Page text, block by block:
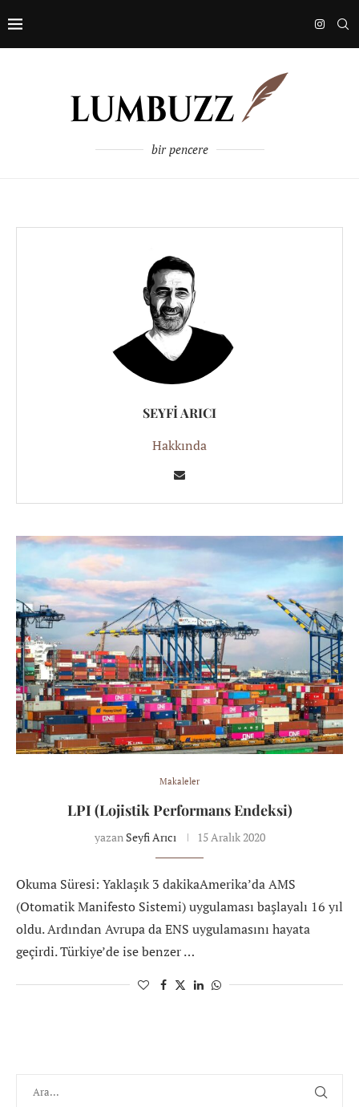
bir pencere
SEYFI ARICI
Hakkında
Makaleler
LPI (Lojistik Performans Endeksi)
yazan Seyfi Arıcı 15 Aralık 2020
Okuma Süresi: Yaklaşık 3 dakikaAmerika’da AMS
(Otomatik Manifesto Sistemi) uygulaması başlayalı 16 yıl
oldu. Ardından Avrupa da ENS uygulamasını hayata
geçirdi. Türkiye’de ise benzer …